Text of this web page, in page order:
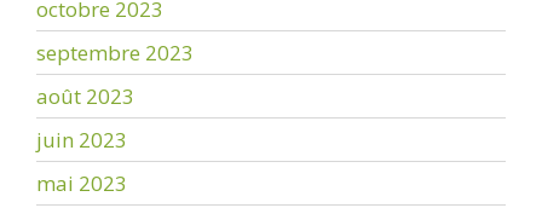
octobre 2023
septembre 2023
août 2023
juin 2023
mai 2023